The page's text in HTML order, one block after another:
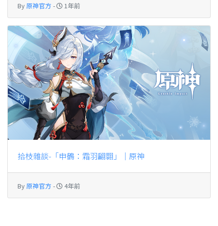
By 原神官方 - 1年前
拾枝雜談-「申鶴：霜羽翩翾」｜原神
By 原神官方 - 4年前